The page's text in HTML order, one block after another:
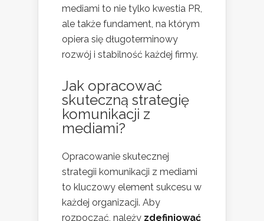
mediami to nie tylko kwestia PR,
ale także fundament, na którym
opiera się długoterminowy
rozwój i stabilność każdej firmy.
Jak opracować
skuteczną strategię
komunikacji z
mediami?
Opracowanie skutecznej
strategii komunikacji z mediami
to kluczowy element sukcesu w
każdej organizacji. Aby
rozpocząć, należy zdefiniować